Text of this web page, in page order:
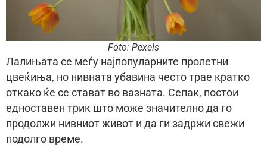
Foto: Pexels
Лалињата се меѓу најпопуларните пролетни
цвеќиња, но нивната убавина често трае кратко
откако ќе се стават во вазната. Сепак, постои
едноставен трик што може значително да го
продолжи нивниот живот и да ги задржи свежи
подолго време.